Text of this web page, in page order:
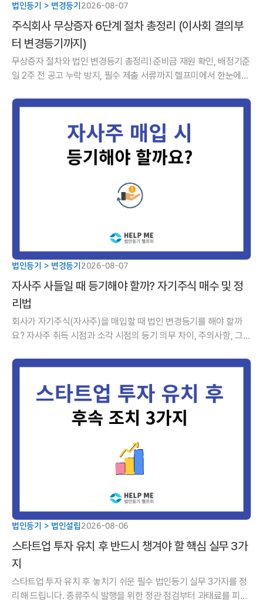
법인등기 > 변경등기 2026-08-07
주식회사 무상증자 6단계 절차 총정리 (이사회 결의부
터 변경등기까지)
무상증자 절차와 법인 변경등기 총정리! 준비금 재원 확인, 배정기준
일 2주 전 공고 누락 방지, 필수 제출 서류까지 헬프미에서 한눈에
법인등기 > 변경등기 2026-08-07
자사주 사들일 때 등기해야 할까? 자기주식 매수 및 정
리법
회사가 자기주식(자사주)을 매입할 때 법인 변경등기를 해야 할까
요? 자사주 취득 시점과 소각 시점의 등기 의무 차이, 주의사항, 그리
리해 드립니다.
법인등기 > 법인설립2026-08-06
스타트업 투자 유치 후 반드시 챙겨야 할 핵심 실무 3가
지
스타트업 투자 유치 후 놓치기 쉬운 필수 법인등기 실무 3가지를 정
리해 드립니다. 종류주식 발행을 위한 정관 점검부터 과태료를 피하